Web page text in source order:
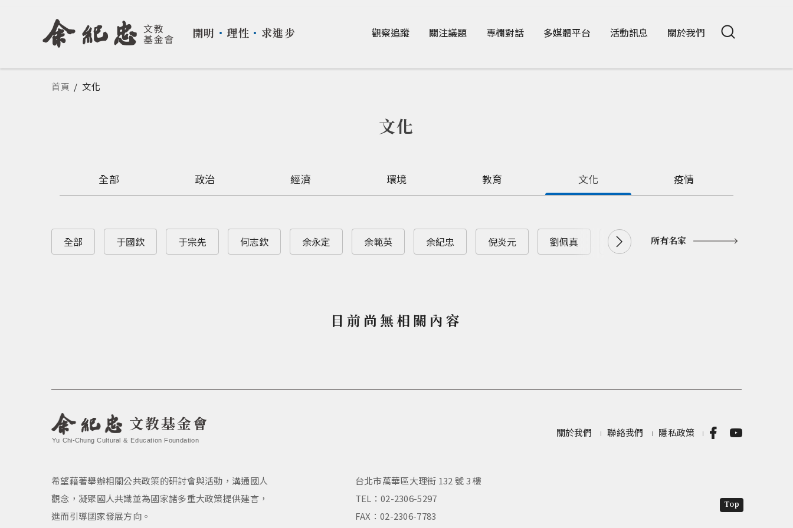
開明 ・ 理性 ・ 求進步 觀察追蹤 關注議題 專欄對話 多媒體平台 活動訊息 關於我們
您在這裡
首頁 / 文化
文化
全部 政治 經濟 環境 教育 文化 疫情
全部 于國欽 于宗先 何志欽 余永定 余範英 余紀忠 倪炎元 劉佩真 劉兆漢 劉大年 劉憶如
所有名家
目前尚無相關內容
文教基金會
Yu Chi-Chung Cultural & Education Foundation
關於我們 聯絡我們 隱私政策
希望藉著舉辦相關公共政策的研討會與活動，溝通國人
觀念，凝聚國人共識並為國家諸多重大政策提供建言，
進而引導國家發展方向。
台北市萬華區大理街 132 號 3 樓
TEL：02-2306-5297
FAX：02-2306-7783
Top